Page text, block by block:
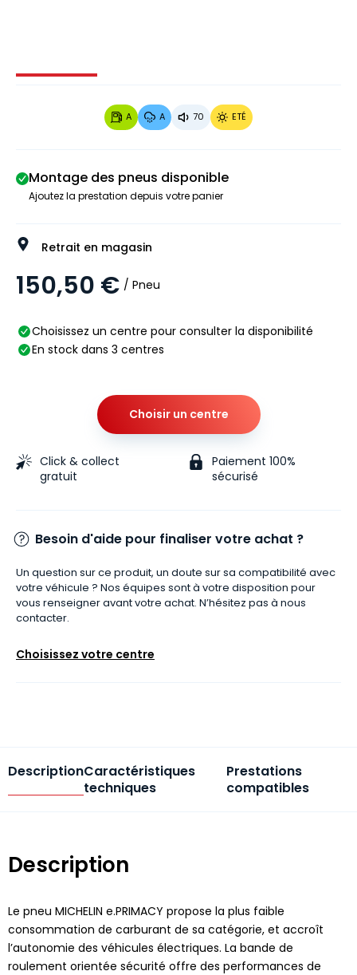
Image 1 sur 3
A A 70 ETÉ
Montage des pneus disponible
Ajoutez la prestation depuis votre panier
Retrait en magasin
150,50 € / Pneu
Choisissez un centre pour consulter la disponibilité
En stock dans 3 centres
Choisir un centre
Click & collect
gratuit
Paiement 100%
sécurisé
Besoin d'aide pour finaliser votre achat ?
Un question sur ce produit, un doute sur sa compatibilité avec
votre véhicule ? Nos équipes sont à votre disposition pour
vous renseigner avant votre achat. N’hésitez pas à nous
contacter.
Choisissez votre centre
DescriptionCaractéristiques
techniques
Prestations
compatibles
Description
Le pneu MICHELIN e.PRIMACY propose la plus faible
consommation de carburant de sa catégorie, et accroît
l’autonomie des véhicules électriques. La bande de
roulement orientée sécurité offre des performances de